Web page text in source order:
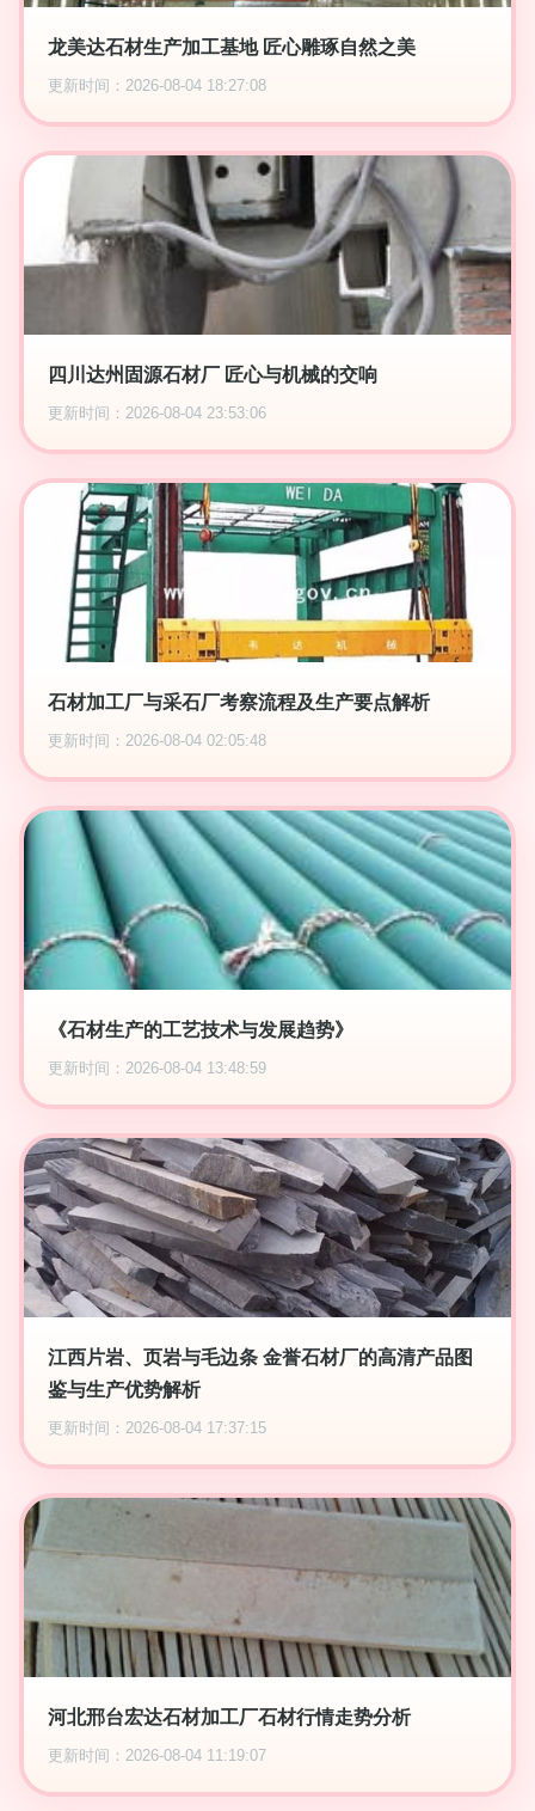
龙美达石材生产加工基地 匠心雕琢自然之美
更新时间：2026-08-04 18:27:08
四川达州固源石材厂 匠心与机械的交响
更新时间：2026-08-04 23:53:06
石材加工厂与采石厂考察流程及生产要点解析
更新时间：2026-08-04 02:05:48
《石材生产的工艺技术与发展趋势》
更新时间：2026-08-04 13:48:59
江西片岩、页岩与毛边条 金誉石材厂的高清产品图
鉴与生产优势解析
更新时间：2026-08-04 17:37:15
河北邢台宏达石材加工厂石材行情走势分析
更新时间：2026-08-04 11:19:07